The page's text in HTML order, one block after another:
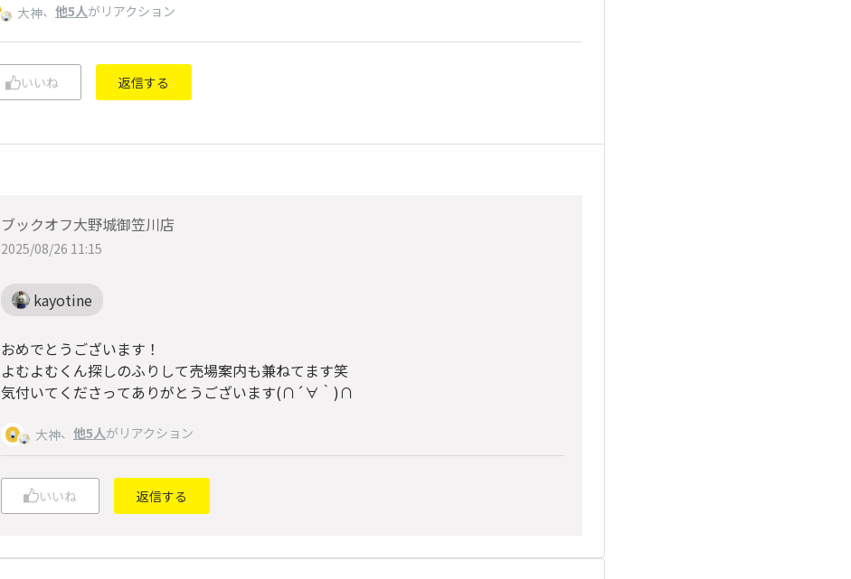
大神、 他5人がリアクション
いいね 返信する
ブックオフ大野城御笠川店
2025/08/26 11:15
kayotine
おめでとうございます！
よむよむくん探しのふりして売場案内も兼ねてます笑
気付いてくださってありがとうございます(∩´∀｀)∩
大神、 他5人がリアクション
いいね 返信する